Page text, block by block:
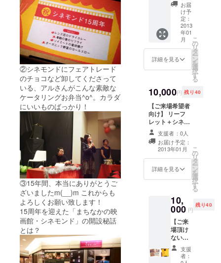
②シネモンドにフェアトレード
のチョコなど卸してくださって
いる、アルさんがこんな素敵な
ケータリングお弁当^o^。カラダ
にいいものばっかり！
③15年間、本当にありがとうご
ざいましたm(__)m これからも
よろしくお願い致します！
15周年を迎えた「まちなかの映
画館・シネモンド」の開設秘話
とは？
1998年金沢
市に「シネ
モンド」を
開館。2003
年「金沢コ
ミュニティ
シネマ準備
（現金沢コ
ミュニティ
シネマ）を
立ち上げ
る。2004年
から小学生
を対象に金
沢「こども
映画教室」
デュース。
夏休みの＜
初等クラス
＞では、映
画の始まり
を追体験
レット
＋視覚
玩具工
作キッ
ト「映
画のむ
かし」1
冊
お届
け予
定：
2013
年01
月
詳細を見る
こ
の
リ
タ
ー
ン
を
選
択
す
る
10,000円 残り40
【ご来場希望者
向け】 リーフ
レット＋シネモ
ンド招待券２枚
＋15周年記念上
映会への無料ご
招待
支援者：0人
お届け予定：
2013年01月
詳細を見る
こ
の
リ
タ
ー
ン
を
選
択
す
る
10,
000 円
残り40
【ご来
場頂け
ない
方々向
け】
リーフ
支援
者：